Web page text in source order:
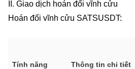
II. Giao dịch hoán đổi vĩnh cửu
Hoán đổi vĩnh cửu SATSUSDT:
Tính năng Thông tin chi tiết